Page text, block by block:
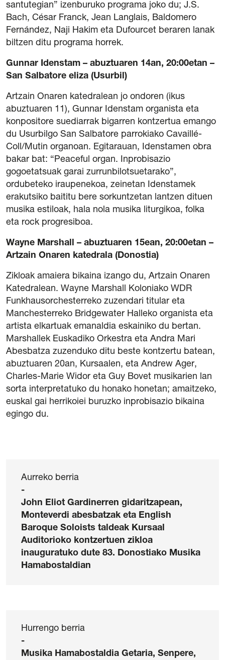
santutegian” izenburuko programa joko du; J.S.
Bach, César Franck, Jean Langlais, Baldomero
Fernández, Naji Hakim eta Dufourcet beraren lanak
biltzen ditu programa horrek.
Gunnar Idenstam – abuztuaren 14an, 20:00etan –
San Salbatore eliza (Usurbil)
Artzain Onaren katedralean jo ondoren (ikus
abuztuaren 11), Gunnar Idenstam organista eta
konpositore suediarrak bigarren kontzertua emango
du Usurbilgo San Salbatore parrokiako Cavaillé-
Coll/Mutin organoan. Egitarauan, Idenstamen obra
bakar bat: “Peaceful organ. Inprobisazio
gogoetatsuak garai zurrunbilotsuetarako”,
ordubeteko iraupenekoa, zeinetan Idenstamek
erakutsiko baititu bere sorkuntzetan lantzen dituen
musika estiloak, hala nola musika liturgikoa, folka
eta rock progresiboa.
Wayne Marshall – abuztuaren 15ean, 20:00etan –
Artzain Onaren katedrala (Donostia)
Zikloak amaiera bikaina izango du, Artzain Onaren
Katedralean. Wayne Marshall Koloniako WDR
Funkhausorchesterreko zuzendari titular eta
Manchesterreko Bridgewater Halleko organista eta
artista elkartuak emanaldia eskainiko du bertan.
Marshallek Euskadiko Orkestra eta Andra Mari
Abesbatza zuzenduko ditu beste kontzertu batean,
abuztuaren 20an, Kursaalen, eta Andrew Ager,
Charles-Marie Widor eta Guy Bovet musikarien lan
sorta interpretatuko du honako honetan; amaitzeko,
euskal gai herrikoiei buruzko inprobisazio bikaina
egingo du.
Aurreko berria
-
John Eliot Gardinerren gidaritzapean,
Monteverdi abesbatzak eta English
Baroque Soloists taldeak Kursaal
Auditorioko kontzertuen zikloa
inauguratuko dute 83. Donostiako Musika
Hamabostaldian
Hurrengo berria
-
Musika Hamabostaldia Getaria, Senpere,